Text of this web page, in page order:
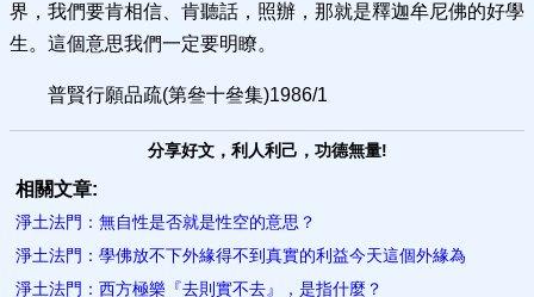
界，我們要肯相信、肯聽話，照辦，那就是釋迦牟尼佛的好學
生。這個意思我們一定要明瞭。
普賢行願品疏(第叄十叄集)1986/1
分享好文，利人利己，功德無量!
相關文章:
淨土法門：無自性是否就是性空的意思？
淨土法門：學佛放不下外緣得不到真實的利益今天這個外緣為
淨土法門：西方極樂『去則實不去』，是指什麼？